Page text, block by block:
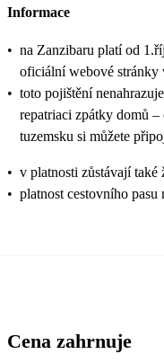
Informace
• na Zanzibaru platí od
oficiální webové stránky
• toto pojištění
repatriaci zpátky domů
tuzemsku si můžete
• v platnosti zůstávají
• platnost cestovního
Cena zahrnuje